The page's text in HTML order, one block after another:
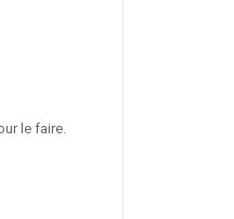
le faire.